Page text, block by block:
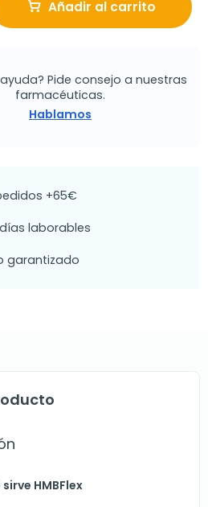
Añadir al carrito
Pide consejo a nuestras
farmacéuticas.
Hablamos
+65€
laborables
garantizado
HMBFlex